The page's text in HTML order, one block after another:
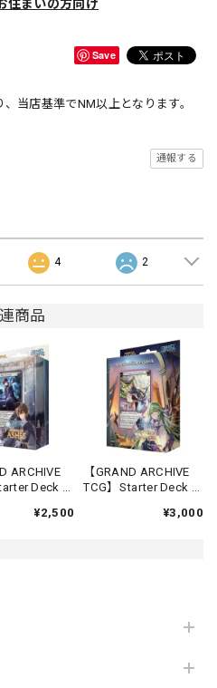
住まいの方向け
Save
当店基準でNM以上となります。
通報する
4 2
商品
ARCHIVE
Deck -
《英語版》
¥2,500
【GRAND ARCHIVE
TCG】Starter Deck -
Ashes】《英語版》
¥3,000